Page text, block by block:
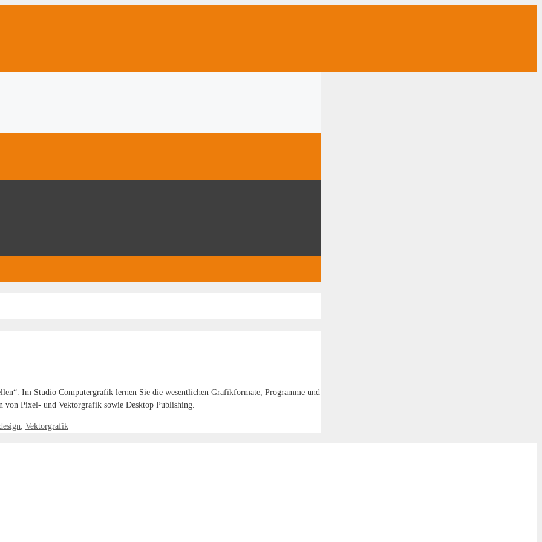
Im Studio Computergrafik lernen Sie die wesentlichen Grafikformate, Programme und
von Pixel- und Vektorgrafik sowie Desktop Publishing.
Vektorgrafik